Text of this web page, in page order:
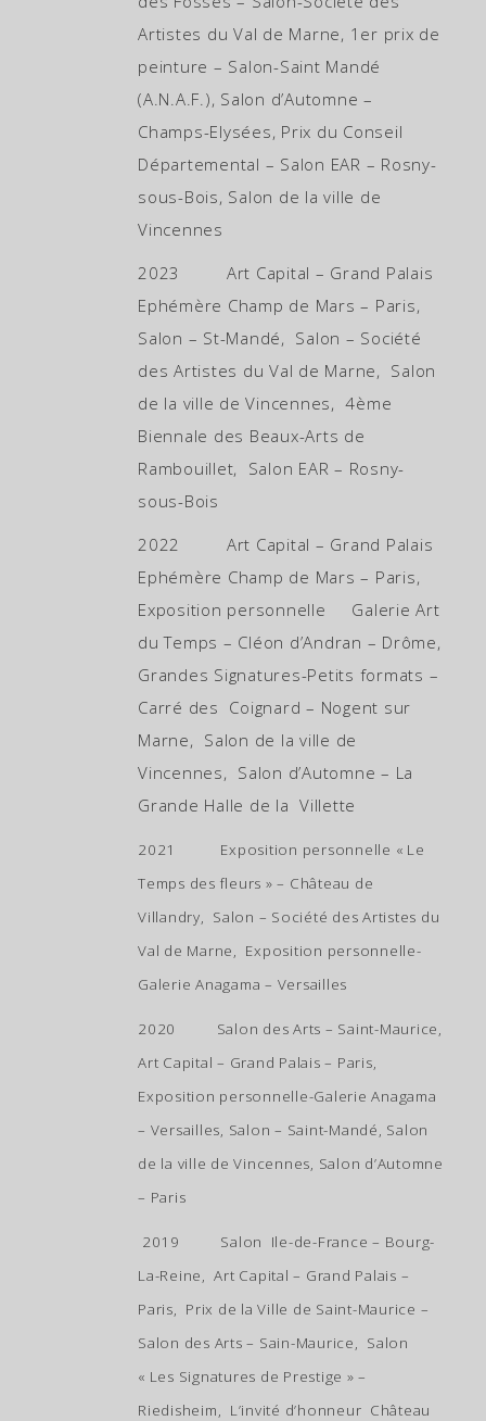
Artistes du Val de Marne, 1er prix de
peinture – Salon-Saint Mandé
(A.N.A.F.), Salon d’Automne –
Champs-Elysées, Prix du Conseil
Départemental – Salon EAR – Rosny-
sous-Bois, Salon de la ville de
Vincennes
2023 Art Capital – Grand Palais
Ephémère Champ de Mars – Paris,
Salon – St-Mandé, Salon – Société
des Artistes du Val de Marne, Salon
de la ville de Vincennes, 4ème
Biennale des Beaux-Arts de
Rambouillet, Salon EAR – Rosny-
sous-Bois
2022 Art Capital – Grand Palais
Ephémère Champ de Mars – Paris,
Exposition personnelle Galerie Art
du Temps – Cléon d’Andran – Drôme,
Grandes Signatures-Petits formats –
Carré des Coignard – Nogent sur
Marne, Salon de la ville de
Vincennes, Salon d’Automne – La
Grande Halle de la Villette
2021 Exposition personnelle « Le
Temps des fleurs » – Château de
Villandry, Salon – Société des Artistes du
Val de Marne, Exposition personnelle-
Galerie Anagama – Versailles
2020 Salon des Arts – Saint-Maurice,
Art Capital – Grand Palais – Paris,
Exposition personnelle-Galerie Anagama
– Versailles, Salon – Saint-Mandé, Salon
de la ville de Vincennes, Salon d’Automne
– Paris
2019 Salon Ile-de-France – Bourg-
La-Reine, Art Capital – Grand Palais –
Paris, Prix de la Ville de Saint-Maurice –
Salon des Arts – Sain-Maurice, Salon
« Les Signatures de Prestige » –
Riedisheim, L’invité d’honneur Château